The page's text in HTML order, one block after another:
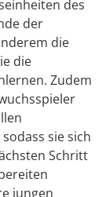
des
der
die
die
Zudem
sie sich
Schritt
jungen